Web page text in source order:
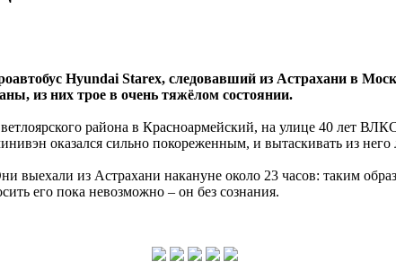
Hyundai Starex, следовавший из Астрахани в
из них трое в очень тяжёлом состоянии.
района в Красноармейский, на улице 40 лет
оказался сильно покореженным, и вытаскивать из
выехали из Астрахани накануне около 23 часов: таким
его пока невозможно – он без сознания.